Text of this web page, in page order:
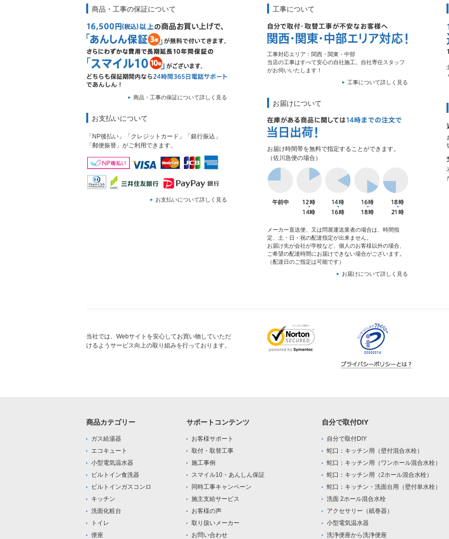
商品・工事の保証について
商品・工事の保証について詳しく見る
お支払いについて
「NP後払い」「クレジットカード」「銀行振込」
「郵便振替」がご利用できます。
お支払いについて詳しく見る
工事について
工事対応エリア：関西・関東・中部
当店の工事はすべて安心の自社施工。自社専任スタッフ
がお伺いいたします！
工事について詳しく見る
お届けについて
お届け時間帯を無料で指定することができます。
（佐川急便の場合）
メーカー直送便、又は問屋運送業者の場合は、時間指
定、土・日・祝の配達指定が出来ません。
お届け先が会社が学校など、個人のお客様以外の場合、
ご希望の配達時間にお届けできない場合がございます。
（配達日のご指定は可能です）
お届けについて詳しく見る
当社では、Webサイトを安心してお買い物していただ
けるようサービス向上の取り組みを行っております。
商品カテゴリー
ガス給湯器
エコキュート
小型電気温水器
ビルトイン食洗器
ビルトインガスコンロ
キッチン
洗面化粧台
トイレ
便座
サポートコンテンツ
お客様サポート
取付・取替工事
施工事例
スマイル10・あんしん保証
同時工事キャンペーン
施主支給サービス
お客様の声
取り扱いメーカー
お問い合わせ
自分で取付DIY
自分で取付DIY
蛇口：キッチン用（壁付混合水栓）
蛇口：キッチン用（ワンホール混合水栓）
蛇口：キッチン用（2ホール混合水栓）
蛇口：キッチン・洗面台用（壁付単水栓）
洗面 2ホール混合水栓
アクセサリー（紙巻器）
小型電気温水器
洗浄便座から洗浄便座